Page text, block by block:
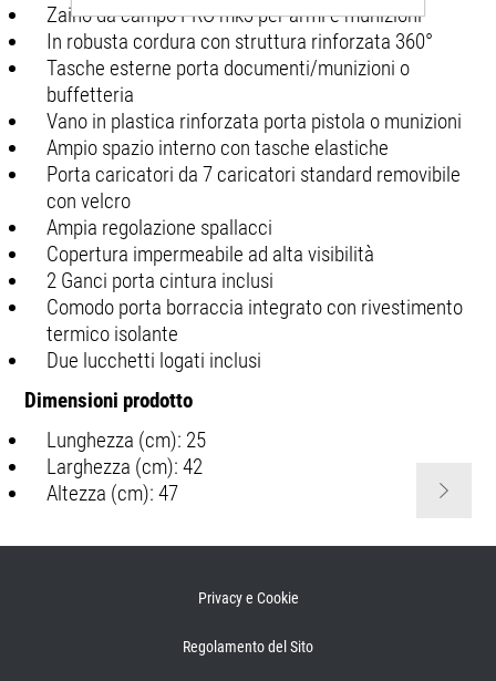
Zaino da campo PRO mk3 per armi e munizioni
In robusta cordura con struttura rinforzata 360°
Tasche esterne porta documenti/munizioni o
buffetteria
Vano in plastica rinforzata porta pistola o munizioni
Ampio spazio interno con tasche elastiche
Porta caricatori da 7 caricatori standard removibile
con velcro
Ampia regolazione spallacci
Copertura impermeabile ad alta visibilità
2 Ganci porta cintura inclusi
Comodo porta borraccia integrato con rivestimento
termico isolante
Due lucchetti logati inclusi
Dimensioni prodotto
Lunghezza (cm): 25
Larghezza (cm): 42
Altezza (cm): 47
Privacy e Cookie
Regolamento del Sito